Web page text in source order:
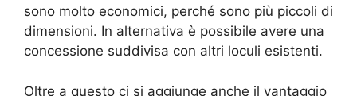
sono molto economici, perché sono più piccoli di
dimensioni. In alternativa è possibile avere una
concessione suddivisa con altri loculi esistenti.
Oltre a questo ci si aggiunge anche il vantaggio